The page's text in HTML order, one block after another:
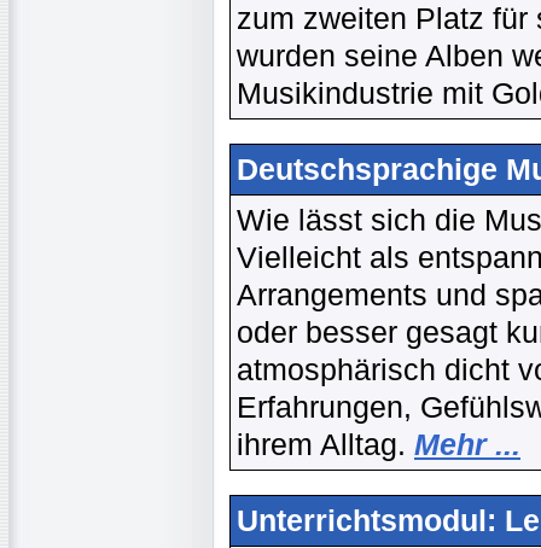
zum zweiten Platz für
wurden seine Alben
Musikindustrie mit
Deutschsprachige
Wie lässt sich die
Vielleicht als
Arrangements und
oder besser gesagt
atmosphärisch dicht
Erfahrungen,
ihrem Alltag. Mehr ...
Unterrichtsmodul: